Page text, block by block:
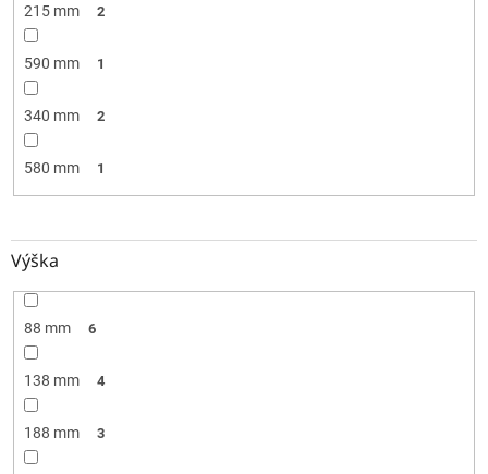
215 mm 2
590 mm 1
340 mm 2
580 mm 1
Výška
88 mm 6
138 mm 4
188 mm 3